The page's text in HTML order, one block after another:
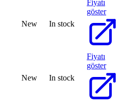
New In stock
Fiyatı
göster
New In stock
Fiyatı
göster